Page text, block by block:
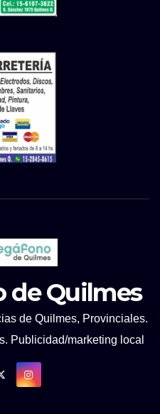
de Quilmes
de Quilmes, Provinciales.
Publicidad/marketing local